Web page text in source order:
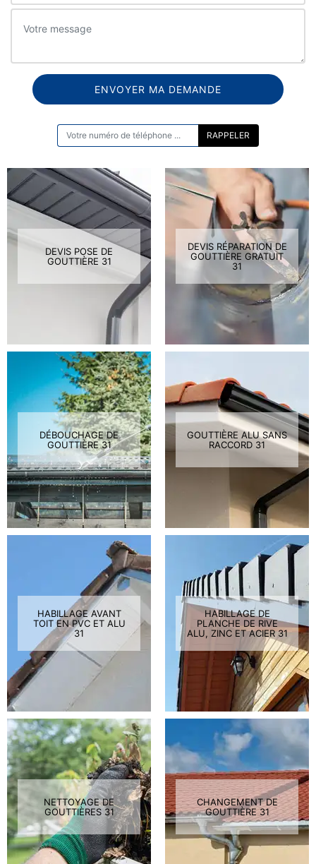
DEVIS POSE DE
GOUTTIÈRE 31
DEVIS RÉPARATION DE
GOUTTIÈRE GRATUIT
31
DÉBOUCHAGE DE
GOUTTIÈRE 31
GOUTTIÈRE ALU SANS
RACCORD 31
HABILLAGE AVANT
TOIT EN PVC ET ALU
31
HABILLAGE DE
PLANCHE DE RIVE
ALU, ZINC ET ACIER 31
NETTOYAGE DE
GOUTTIÈRES 31
CHANGEMENT DE
GOUTTIÈRE 31